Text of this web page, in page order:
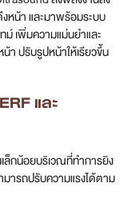
หน้า และมาพร้อมระบบ
ม์ เพิ่มความแม่นยำและ
า ปรับรูปหน้าให้เรียวขึ้น
และ
ล็กน้อยบริเวณที่ทำการยิง
ารถปรับความแรงได้ตาม